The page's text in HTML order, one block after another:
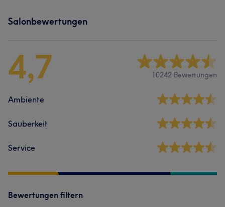
Salonbewertungen
4,7 10242 Bewertungen
Ambiente
Sauberkeit
Service
Bewertungen filtern